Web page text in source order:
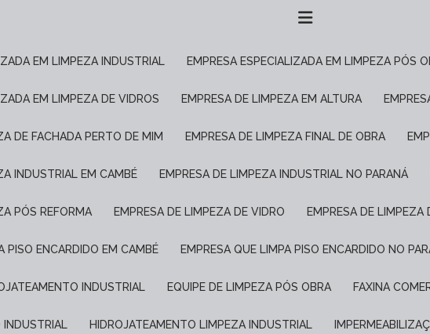
EM LIMPEZA INDUSTRIAL EMPRESA ESPECIALIZADA EM LIMPEZA PÓS
EM LIMPEZA DE VIDROS EMPRESA DE LIMPEZA EM ALTURA
DE FACHADA PERTO DE MIM EMPRESA DE LIMPEZA FINAL DE OBRA
INDUSTRIAL EM CAMBÉ EMPRESA DE LIMPEZA INDUSTRIAL NO PARANÁ
PÓS REFORMA EMPRESA DE LIMPEZA DE VIDRO EMPRESA DE LIMPEZA
PISO ENCARDIDO EM CAMBÉ EMPRESA QUE LIMPA PISO ENCARDIDO NO
INDUSTRIAL EQUIPE DE LIMPEZA PÓS OBRA FAXINA
INDUSTRIAL HIDROJATEAMENTO LIMPEZA INDUSTRIAL